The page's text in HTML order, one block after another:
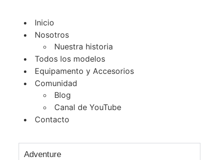
Inicio
Nosotros
Nuestra historia
Todos los modelos
Equipamento y Accesorios
Comunidad
Blog
Canal de YouTube
Contacto
Adventure